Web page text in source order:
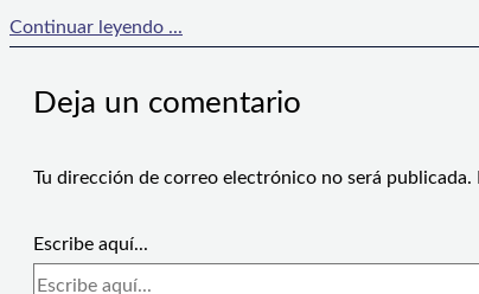
Continuar leyendo ...
Deja un comentario
Tu dirección de correo electrónico no será publicada.
Escribe aquí...